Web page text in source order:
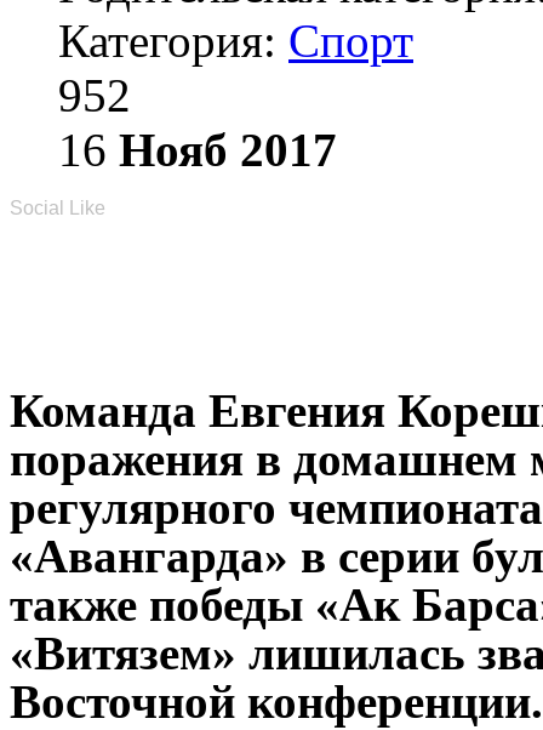
Категория: Спорт
952
16 Нояб 2017
Social Like
Команда Евгения
поражения в домашнем
регулярного
«Авангарда» в серии
также победы «Ак
«Витязем» лишилась
Восточной конференции.